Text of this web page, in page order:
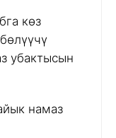
көз
убактысын
намаз